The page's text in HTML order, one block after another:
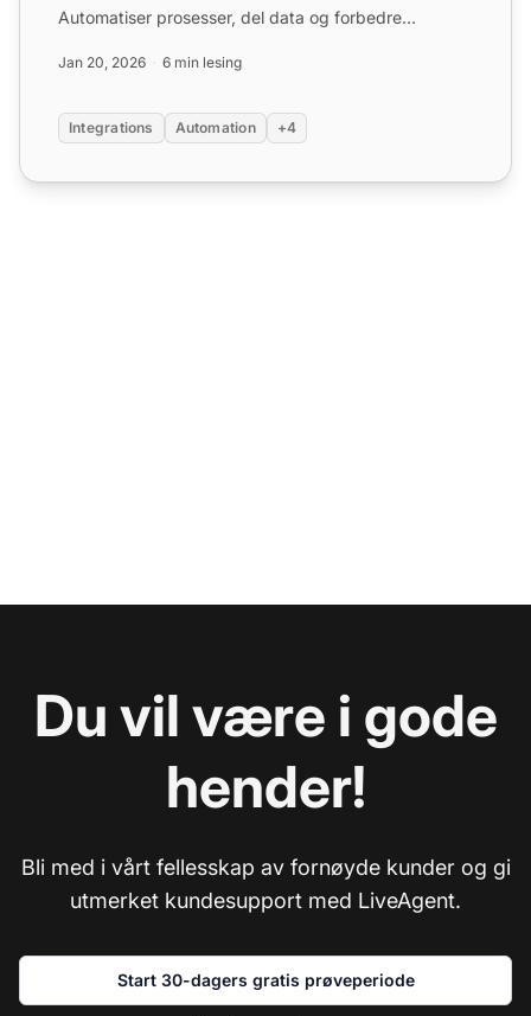
Automatiser prosesser, del data og forbedre
Jan 20, 2026 6 min lesing
Integrations Automation +4
Du vil være i gode
hender!
Bli med i vårt fellesskap av fornøyde kunder og gi
utmerket kundesupport med LiveAgent.
Start 30-dagers gratis prøveperiode